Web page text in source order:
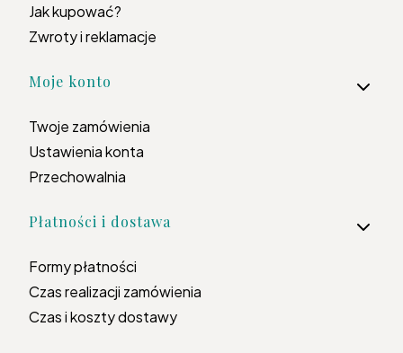
Jak kupować?
Zwroty i reklamacje
Moje konto
Twoje zamówienia
Ustawienia konta
Przechowalnia
Płatności i dostawa
Formy płatności
Czas realizacji zamówienia
Czas i koszty dostawy